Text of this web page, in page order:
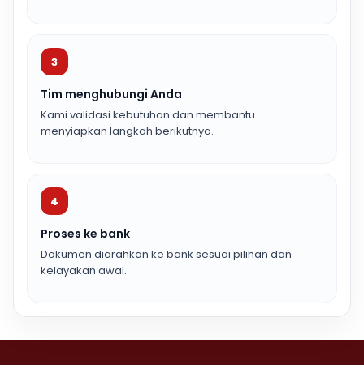
3
Tim menghubungi Anda
Kami validasi kebutuhan dan membantu
menyiapkan langkah berikutnya.
4
Proses ke bank
Dokumen diarahkan ke bank sesuai pilihan dan
kelayakan awal.